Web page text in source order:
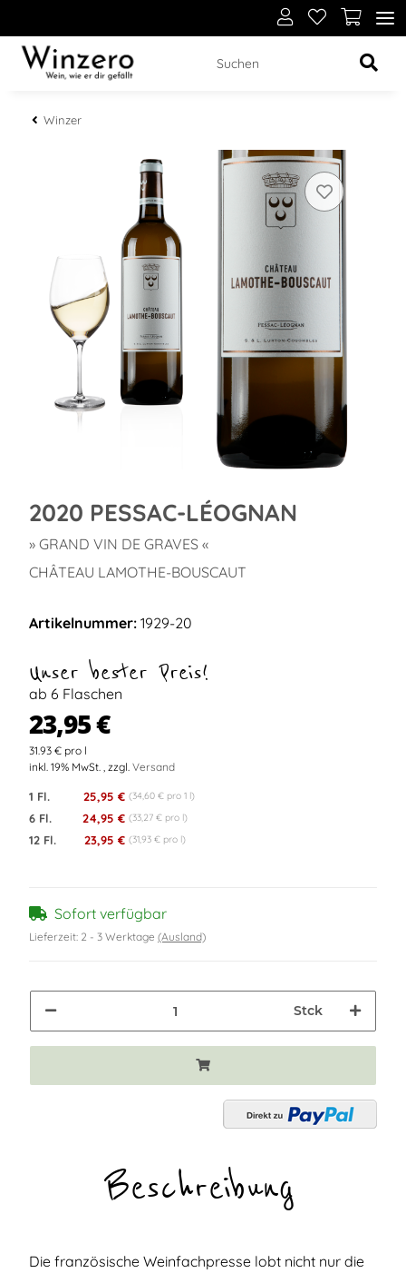
Winzer
2020 PESSAC-LÉOGNAN
» GRAND VIN DE GRAVES «
CHÂTEAU LAMOTHE-BOUSCAUT
Artikelnummer: 1929-20
Unser bester Preis!
ab 6 Flaschen
23,95 €
31.93 € pro l
inkl. 19% MwSt. , zzgl. Versand
1 Fl. 25,95 € (34,60 € pro 1 l)
6 Fl. 24,95 € (33,27 € pro l)
12 Fl. 23,95 € (31,93 € pro l)
Sofort verfügbar
Lieferzeit: 2 - 3 Werktage (Ausland)
Stck
Beschreibung
Die französische Weinfachpresse lobt nicht nur die